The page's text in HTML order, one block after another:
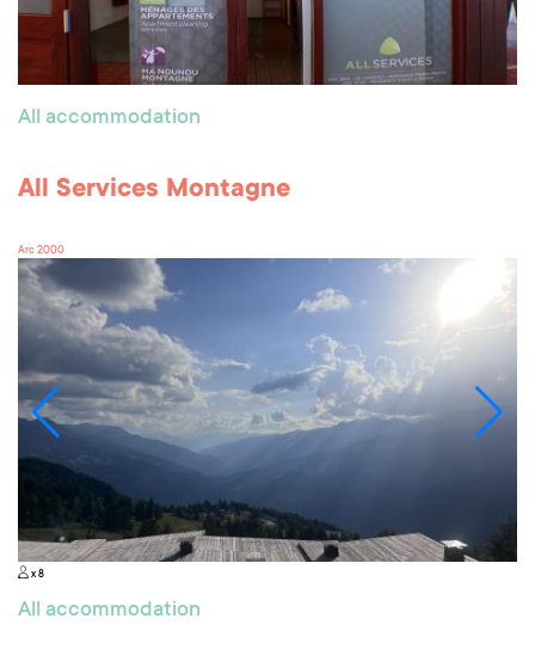
All accommodation
All Services Montagne
Arc 2000
x 8
All accommodation